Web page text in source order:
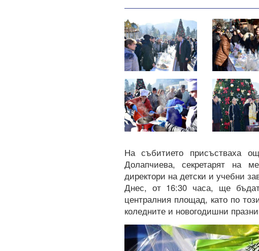
На събитието присъстваха
Долапчиева, секретарят на
директори на детски и учебни
Днес, от 16:30 часа, ще
централния площад, като по
коледните и новогодишни